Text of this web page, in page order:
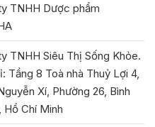
TNHH Dược phẩm
TNHH Siêu Thị Sống Khỏe.
Tầng 8 Toà nhà Thuỷ Lợi 4,
Xí, Phường 26, Bình
Hồ Chí Minh